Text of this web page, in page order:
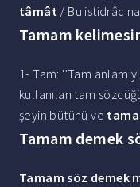
tâmât / Bu
Tamam
1- Tam: ''Tam
kullanılan tam
şeyin bütünü ve
Tamam demek
Tamam söz demek